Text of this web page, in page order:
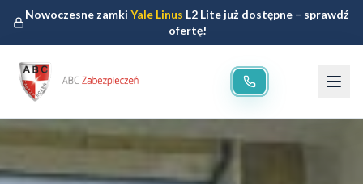
Nowoczesne zamkiYale Linus L2 Lite już dostępne – sprawdź
ofertę!